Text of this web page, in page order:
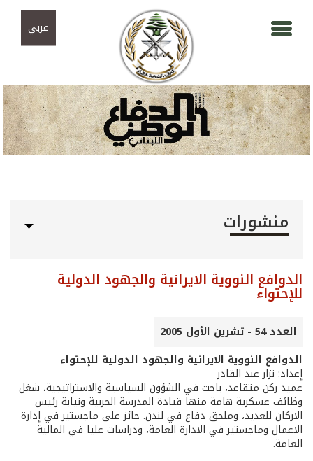
عربي
منشورات
الدوافع النووية الايرانية والجهود الدولية
للإحتواء
العدد 54 - تشرين الأول 2005
الدوافع النووية الايرانية والجهود الدولية للإحتواء
إعداد: نزار عبد القادر
عميد ركن متقاعد، باحث في الشؤون السياسية والاستراتيجية، شغل
وظائف عسكرية هامة منها قيادة المدرسة الحربية ونيابة رئيس
الاركان للعديد، وملحق دفاع في لندن. حائز على ماجستير في إدارة
الاعمال وماجستير في الادارة العامة، ودراسات عليا في المالية
العامة.